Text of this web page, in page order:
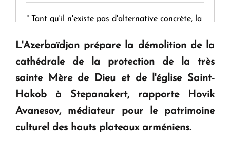
" Tant qu'il n'existe pas d'alternative concrète, la
KASA : 30 ans d'audace, de résilience et d'avenir
en Arménie
Le premier hôtel Hyatt Regency d'Arménie
ouvrira ses portes à Dilijan
L'Azerbaïdjan prépare la démolition de la
cathédrale de la protection de la très
sainte Mère de Dieu et de l'église Saint-
Hakob à Stepanakert, rapporte Hovik
Avanesov, médiateur pour le patrimoine
culturel des hauts plateaux arméniens.